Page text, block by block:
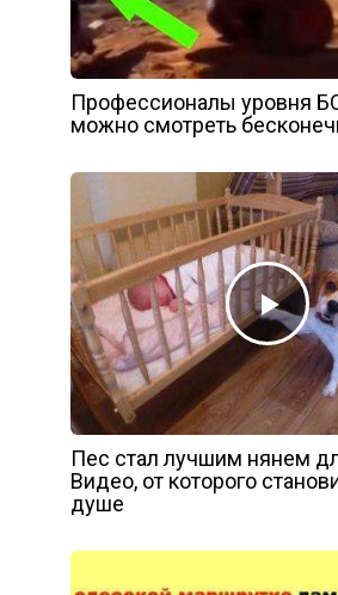
Профессионалы уровня
можно смотреть
Пес стал лучшим нянем
Видео, от которого
душе